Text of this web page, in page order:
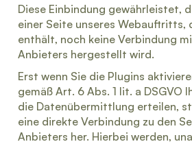
Diese Einbindung gewährleistet,
einer Seite unseres Webauftritts,
enthält, noch keine Verbindung
Anbieters hergestellt wird.
Erst wenn Sie die Plugins
gemäß Art. 6 Abs. 1 lit. a DSGVO
die Datenübermittlung erteilen,
eine direkte Verbindung zu den
Anbieters her. Hierbei werden,